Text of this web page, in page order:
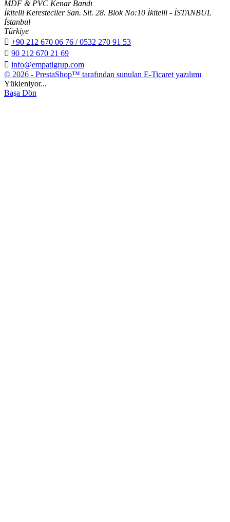
MDF & PVC Kenar Bandı
İkitelli Keresteciler San. Sit. 28. Blok No:10 İkitelli - İSTANBUL
İstanbul
Türkiye
 +90 212 670 06 76 / 0532 270 91 53
 90 212 670 21 69
 info@empatigrup.com
© 2026 - PrestaShop™ tarafından sunulan E-Ticaret yazılımı
Yükleniyor...
Başa Dön